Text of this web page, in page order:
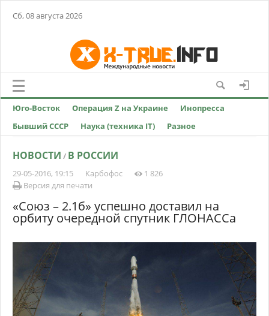
Сб, 08 августа 2026
Юго-Восток Операция Z на Украине
Инопресса
Бывший СССР
Наука (техника IT) Разное
НОВОСТИ / В РОССИИ
29-05-2016, 19:15 Карбофос
1 826
Версия для печати
«Союз – 2.1б» успешно доставил на
орбиту очередной спутник ГЛОНАССа